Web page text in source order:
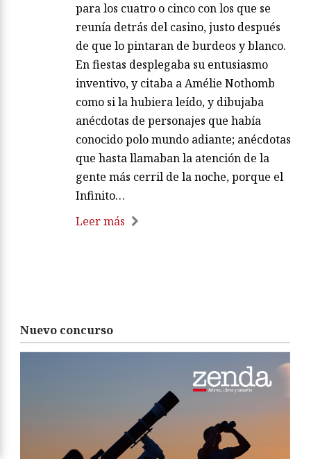
para los cuatro o cinco con los que se
reunía detrás del casino, justo después
de que lo pintaran de burdeos y blanco.
En fiestas desplegaba su entusiasmo
inventivo, y citaba a Amélie Nothomb
como si la hubiera leído, y dibujaba
anécdotas de personajes que había
conocido polo mundo adiante; anécdotas
que hasta llamaban la atención de la
gente más cerril de la noche, porque el
Infinito…
Leer más
Nuevo concurso